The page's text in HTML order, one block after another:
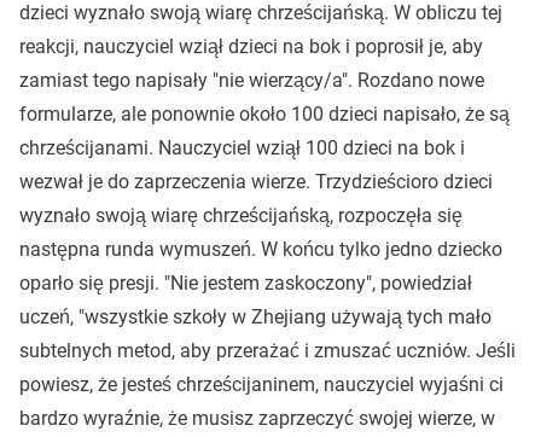
dzieci wyznało swoją wiarę chrześcijańską. W obliczu tej
reakcji, nauczyciel wziął dzieci na bok i poprosił je, aby
zamiast tego napisały "nie wierzący/a". Rozdano nowe
formularze, ale ponownie około 100 dzieci napisało, że są
chrześcijanami. Nauczyciel wziął 100 dzieci na bok i
wezwał je do zaprzeczenia wierze. Trzydzieścioro dzieci
wyznało swoją wiarę chrześcijańską, rozpoczęła się
następna runda wymuszeń. W końcu tylko jedno dziecko
oparło się presji. "Nie jestem zaskoczony", powiedział
uczeń, "wszystkie szkoły w Zhejiang używają tych mało
subtelnych metod, aby przerażać i zmuszać uczniów. Jeśli
powiesz, że jesteś chrześcijaninem, nauczyciel wyjaśni ci
bardzo wyraźnie, że musisz zaprzeczyć swojej wierze, w